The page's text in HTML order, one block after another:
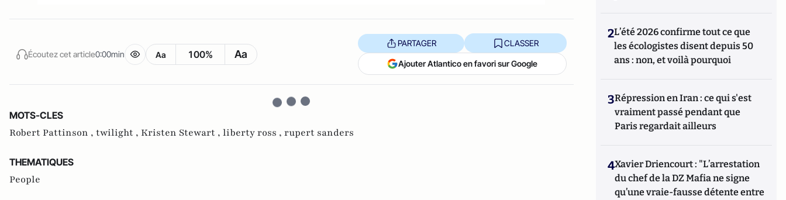
Écoutez cet article0:00min Aa 100% Aa
PARTAGER CLASSER
Ajouter Atlantico en favori sur Google
MOTS-CLES
Robert Pattinson , twilight , Kristen Stewart , liberty ross , rupert sanders
THEMATIQUES
People
2L’été 2026 confirme tout ce que
les écologistes disent depuis 50
ans : non, et voilà pourquoi
3Répression en Iran : ce qui s'est
vraiment passé pendant que
Paris regardait ailleurs
4Xavier Driencourt : "L’arrestation
du chef de la DZ Mafia ne signe
qu’une vraie-fausse détente entre